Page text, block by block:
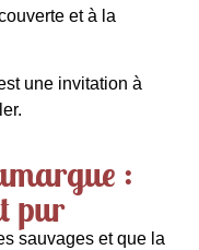
età la
une invitation à
ler.
:
pur
sauvages etque la